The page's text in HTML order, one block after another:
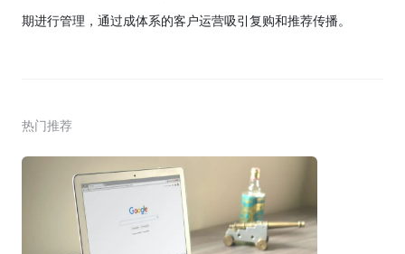
期进行管理，通过成体系的客户运营吸引复购和推荐传播。
热门推荐